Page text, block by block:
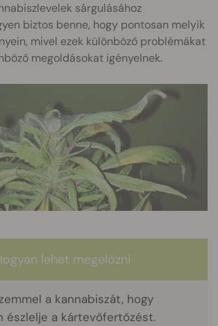
sárgulásához
biztos benne, hogy pontosan melyik
mivel ezek különböző problémákat
megoldásokat igényelnek.
lehet megelőzni
a kannabiszát, hogy
észlelje a kártevőfertőzést.